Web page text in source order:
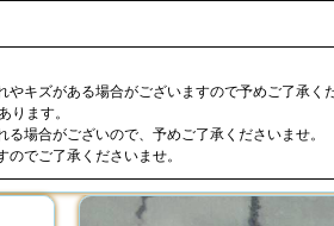
キズがある場合がございますので予めご了承く
ります。
場合がございので、予めご了承くださいませ。
でご了承くださいませ。